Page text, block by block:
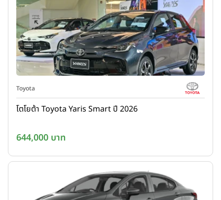
Toyota
โตโยต้า Toyota Yaris Smart ปี 2026
644,000 บาท